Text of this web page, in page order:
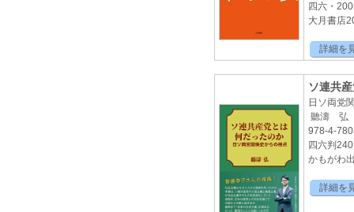
四六・
大月書店
詳細を
ソ連共
日ソ両党
聽濤 弘
978-4-
四六判
かもがわ
詳細を